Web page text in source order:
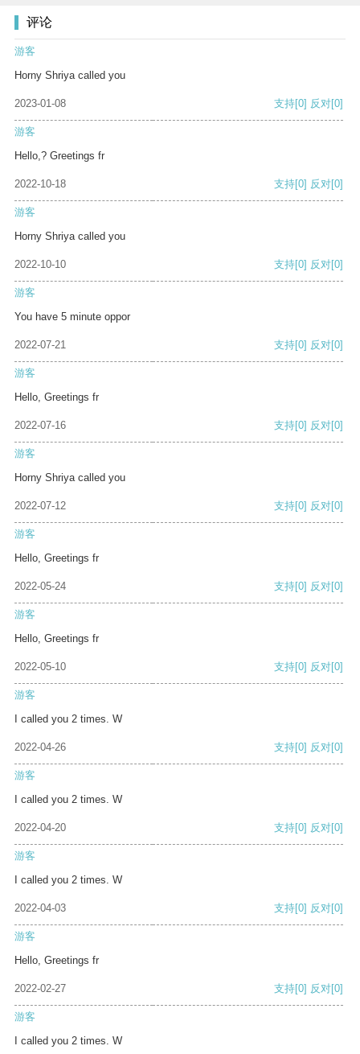
评论
游客
Horny Shriya called you
2023-01-08 支持[0] 反对[0]
游客
Hello,? Greetings fr
2022-10-18 支持[0] 反对[0]
游客
Horny Shriya called you
2022-10-10 支持[0] 反对[0]
游客
You have 5 minute oppor
2022-07-21 支持[0] 反对[0]
游客
Hello, Greetings fr
2022-07-16 支持[0] 反对[0]
游客
Horny Shriya called you
2022-07-12 支持[0] 反对[0]
游客
Hello, Greetings fr
2022-05-24 支持[0] 反对[0]
游客
Hello, Greetings fr
2022-05-10 支持[0] 反对[0]
游客
I called you 2 times. W
2022-04-26 支持[0] 反对[0]
游客
I called you 2 times. W
2022-04-20 支持[0] 反对[0]
游客
I called you 2 times. W
2022-04-03 支持[0] 反对[0]
游客
Hello, Greetings fr
2022-02-27 支持[0] 反对[0]
游客
I called you 2 times. W